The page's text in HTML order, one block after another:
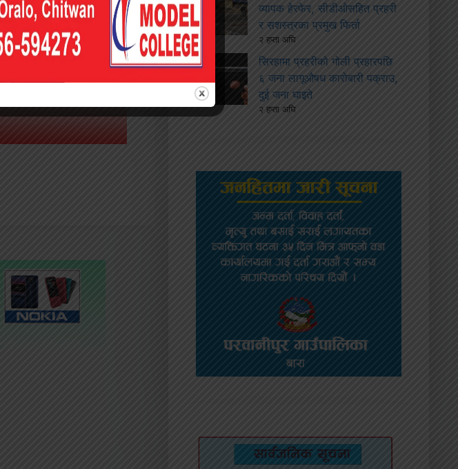
व्यापक हेरफेर, सीडीओसहित प्रहरी
र सशस्त्रका प्रमुख फिर्ता
२ हप्ता अघि
सिरहामा प्रहरीको गोली प्रहारपछि
६ जना लागूऔषध कारोबारी पक्राउ,
दुई जना घाइते
२ हप्ता अघि